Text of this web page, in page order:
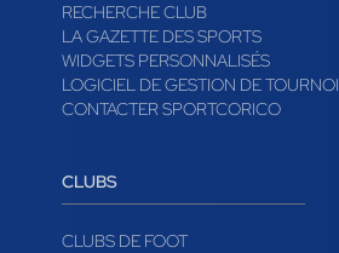
RECHERCHE CLUB
LA GAZETTE DES SPORTS
WIDGETS PERSONNALISÉS
LOGICIEL DE GESTION DE TOURNOI
CONTACTER SPORTCORICO
CLUBS
CLUBS DE FOOT